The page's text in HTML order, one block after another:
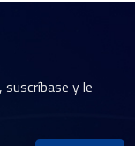
y le